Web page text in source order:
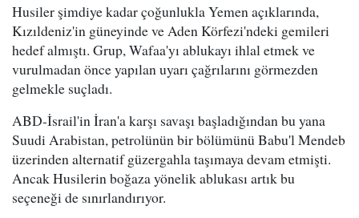
Husiler şimdiye kadar çoğunlukla Yemen açıklarında,
Kızıldeniz'in güneyinde ve Aden Körfezi'ndeki gemileri
hedef almıştı. Grup, Wafaa'yı ablukayı ihlal etmek ve
vurulmadan önce yapılan uyarı çağrılarını görmezden
gelmekle suçladı.
ABD-İsrail'in İran'a karşı savaşı başladığından bu yana
Suudi Arabistan, petrolünün bir bölümünü Babu'l Mendeb
üzerinden alternatif güzergahla taşımaya devam etmişti.
Ancak Husilerin boğaza yönelik ablukası artık bu
seçeneği de sınırlandırıyor.